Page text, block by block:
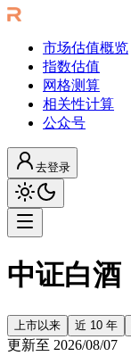
市场估值概览
指数估值
网格测算
相关性计算
公众号
去登录
中证白酒
上市以来 近 10 年
更新至 2026/08/07